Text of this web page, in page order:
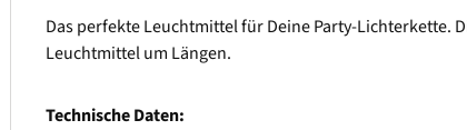
Das perfekte Leuchtmittel für Deine Party-Lichterkette.
Leuchtmittel um Längen.
Technische Daten: